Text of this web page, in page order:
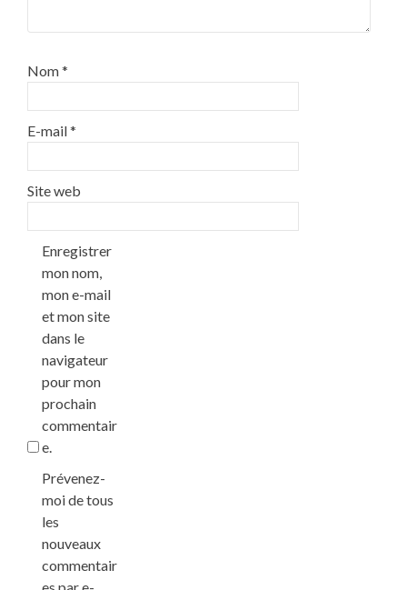
Nom*
E-mail*
Site web
Enregistrer
mon nom,
mon e-mail
et mon site
dans le
navigateur
pour mon
prochain
commentair
e.
Prévenez-
moi de tous
les
nouveaux
commentair